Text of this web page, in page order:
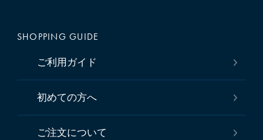
SHOPPING GUIDE
ご利用ガイド
初めての方へ
ご注文について